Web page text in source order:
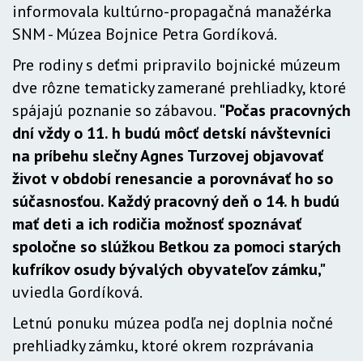
informovala kultúrno-propagačná manažérka
SNM - Múzea Bojnice Petra Gordíková.
Pre rodiny s deťmi pripravilo bojnické múzeum
dve rôzne tematicky zamerané prehliadky, ktoré
spájajú poznanie so zábavou. "Počas pracovných
dní vždy o 11. h budú môcť detskí návštevníci
na príbehu slečny Agnes Turzovej objavovať
život v období renesancie a porovnávať ho so
súčasnosťou. Každý pracovný deň o 14. h budú
mať deti a ich rodičia možnosť spoznávať
spoločne so slúžkou Betkou za pomoci starých
kufríkov osudy bývalých obyvateľov zámku,"
uviedla Gordíková.
Letnú ponuku múzea podľa nej doplnia nočné
prehliadky zámku, ktoré okrem rozprávania